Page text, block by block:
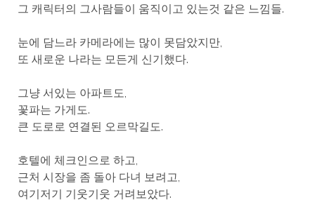
그 캐릭터의 그사람들이 움직이고 있는것 같은 느낌들.
눈에 담느라 카메라에는 많이 못담았지만,
또 새로운 나라는 모든게 신기했다.
그냥 서있는 아파트도,
꽃파는 가게도.
큰 도로로 연결된 오르막길도.
호텔에 체크인으로 하고,
근처 시장을 좀 돌아 다녀 보려고,
여기저기 기웃기웃 거려보았다.